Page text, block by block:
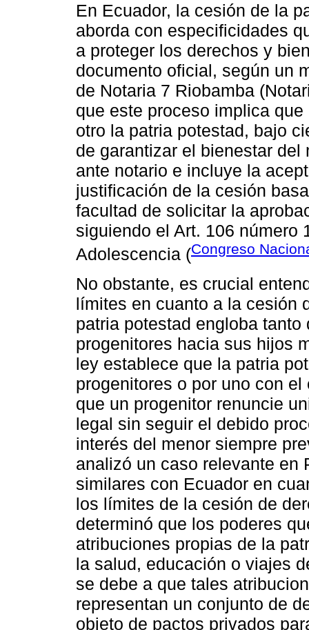
En Ecuador, la cesión de la
aborda con especificidades
a proteger los derechos y
documento oficial, según un
de Notaria 7 Riobamba
que este proceso implica
otro la patria potestad, bajo
de garantizar el bienestar
ante notario e incluye la
justificación de la cesión
facultad de solicitar la
siguiendo el Art. 106 número
Adolescencia (Congreso
No obstante, es crucial
límites en cuanto a la cesión
patria potestad engloba
progenitores hacia sus hijos
ley establece que la patria
progenitores o por uno con
que un progenitor renuncie
legal sin seguir el debido
interés del menor siempre
analizó un caso relevante en
similares con Ecuador en
los límites de la cesión de
determinó que los poderes
atribuciones propias de la
la salud, educación o viajes
se debe a que tales
representan un conjunto de
objeto de pactos privados